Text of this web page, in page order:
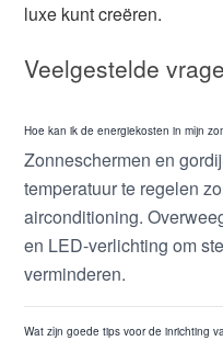
luxe kunt creëren.
Veelgestelde
Hoe kan ik de energiekosten in mijn
Zonneschermen en
temperatuur te regelen
airconditioning.
en LED-verlichting om
verminderen.
Wat zijn goede tips voor de inrichting